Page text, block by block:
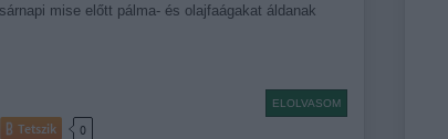
mise előtt pálma- és olajfaágakat áldanak
ELOLVASOM
Tetszik 0